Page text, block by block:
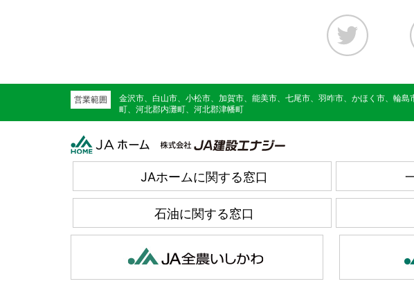
営業範囲
金沢市、白山市、小松市、加賀市、能美市、七尾市、羽咋市、かほく市、輪
町、河北郡内灘町、河北郡津幡町
JAホームに関する窓口
石油に関する窓口